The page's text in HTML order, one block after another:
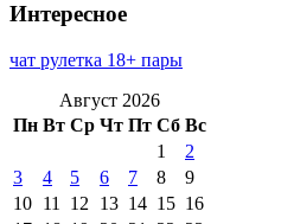
Интересное
чат рулетка 18+ пары
Август 2026
Пн Вт Ср Чт Пт Сб Вс
1
2
3
4 5 6 7 8
9
10 11 12 13 14 15 16